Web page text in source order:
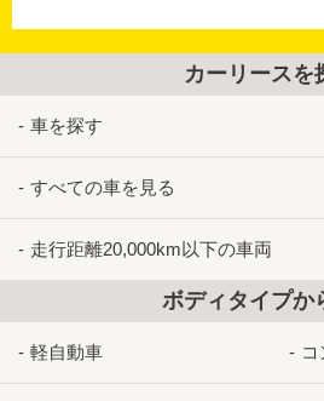
カーリースを
車を探す
すべての車を見る
走行距離20,000km以下の車両
ボディタイプか
軽自動車 コ